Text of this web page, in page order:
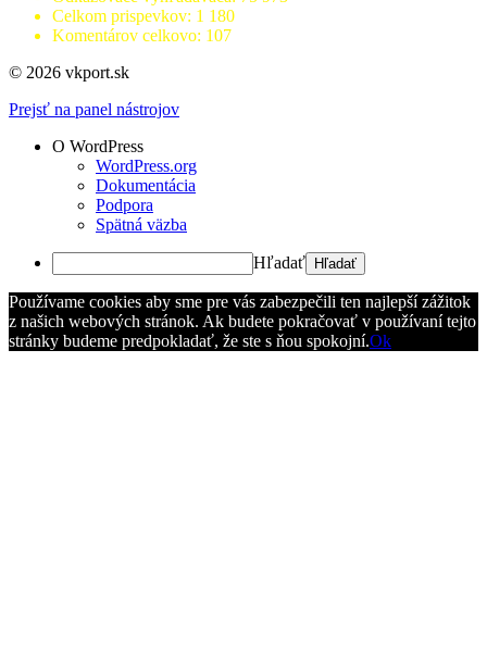
Celkom prispevkov: 1 180
Komentárov celkovo: 107
© 2026 vkport.sk
Prejsť na panel nástrojov
O WordPress
WordPress.org
Dokumentácia
Podpora
Spätná väzba
Hľadať
Používame cookies aby sme pre vás zabezpečili ten najlepší zážitok
z našich webových stránok. Ak budete pokračovať v používaní tejto
stránky budeme predpokladať, že ste s ňou spokojní.Ok